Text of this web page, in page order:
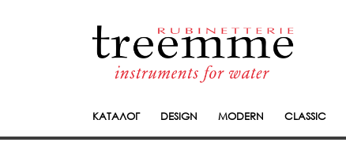
КАТАЛОГ DESIGN MODERN CLASSIC